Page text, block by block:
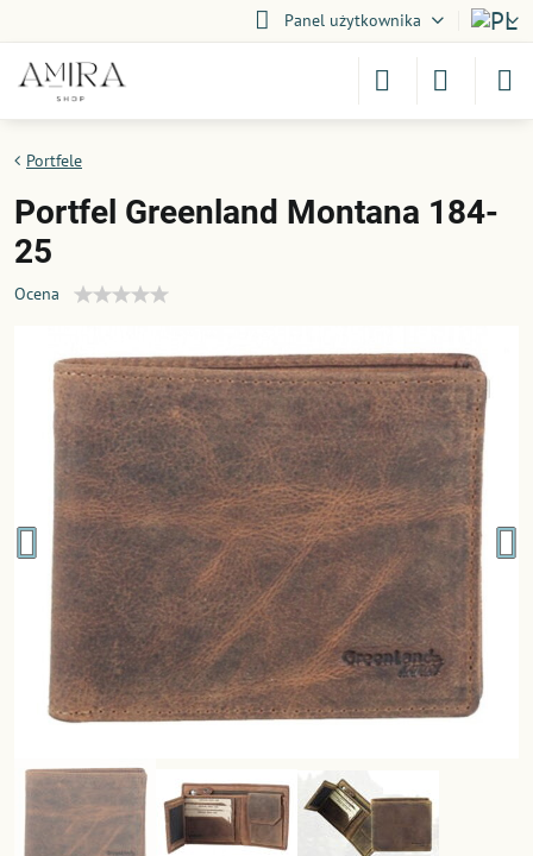
Panel użytkownika
Portfele
Portfel Greenland Montana ​184-
25
Ocena